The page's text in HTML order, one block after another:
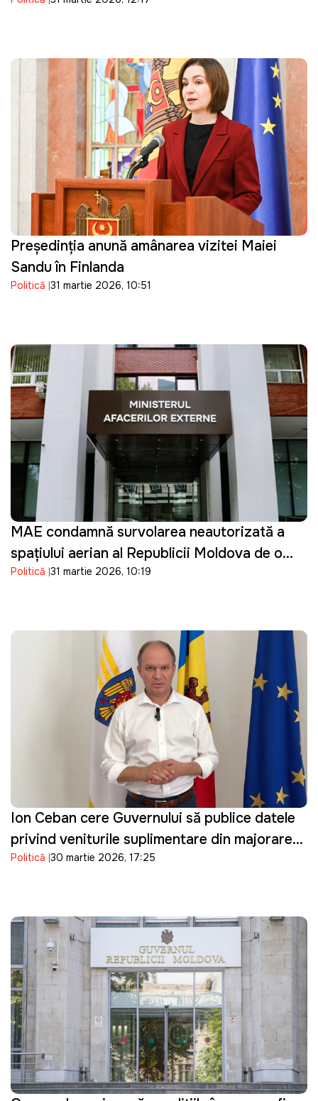
Președinția anunță amânarea vizitei Maiei
Sandu în Finlanda
Politică 31 martie 2026, 10:51
MAE condamnă survolarea neautorizată a
spațiului aerian al Republicii Moldova de o
dronă de tip Shahed: "O încălcare gravă"
Politică 31 martie 2026, 10:19
Ion Ceban cere Guvernului să publice datele
privind veniturile suplimentare din majorarea
prețurilor la carburanți
Politică 30 martie 2026, 17:25